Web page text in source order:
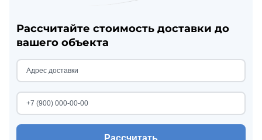
Рассчитайте стоимость доставки до
вашего объекта